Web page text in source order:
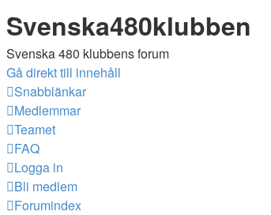
Svenska480klubben
Svenska 480 klubbens forum
Gå direkt till innehåll
Snabblänkar
Medlemmar
Teamet
FAQ
Logga in
Bli medlem
Forumindex